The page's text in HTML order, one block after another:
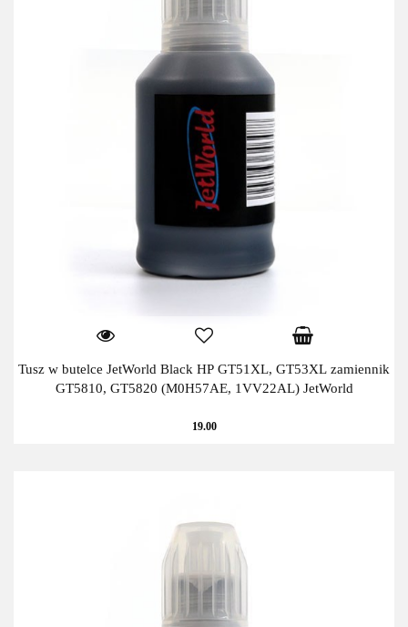
Tusz w butelce JetWorld Black HP GT51XL, GT53XL zamiennik
GT5810, GT5820 (M0H57AE, 1VV22AL) JetWorld
19.00